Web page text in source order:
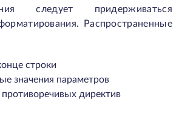
следует придерживаться
Распространенные
строки
значения параметров
директив